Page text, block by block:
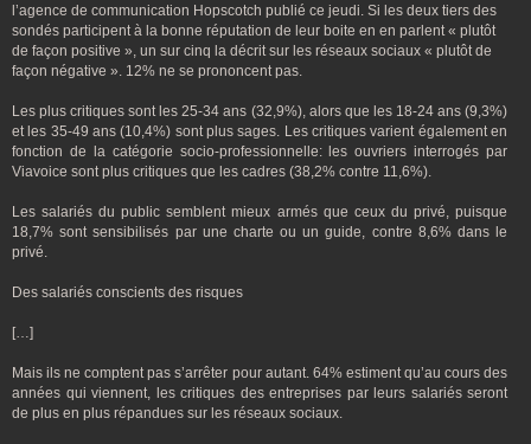
l’agence de communication Hopscotch publié ce jeudi. Si les deux tiers des
sondés participent à la bonne réputation de leur boite en en parlent « plutôt
de façon positive », un sur cinq la décrit sur les réseaux sociaux « plutôt de
façon négative ». 12% ne se prononcent pas.
Les plus critiques sont les 25-34 ans (32,9%), alors que les 18-24 ans (9,3%)
et les 35-49 ans (10,4%) sont plus sages. Les critiques varient également en
fonction de la catégorie socio-professionnelle: les ouvriers interrogés par
Viavoice sont plus critiques que les cadres (38,2% contre 11,6%).
Les salariés du public semblent mieux armés que ceux du privé, puisque
18,7% sont sensibilisés par une charte ou un guide, contre 8,6% dans le
privé.
Des salariés conscients des risques
[…]
Mais ils ne comptent pas s’arrêter pour autant. 64% estiment qu’au cours des
années qui viennent, les critiques des entreprises par leurs salariés seront
de plus en plus répandues sur les réseaux sociaux.